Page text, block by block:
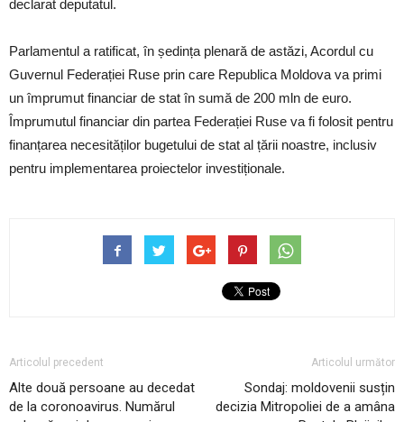
declarat deputatul.
Parlamentul a ratificat, în ședința plenară de astăzi, Acordul cu
Guvernul Federației Ruse prin care Republica Moldova va primi
un împrumut financiar de stat în sumă de 200 mln de euro.
Împrumutul financiar din partea Federației Ruse va fi folosit pentru
finanțarea necesităților bugetului de stat al țării noastre, inclusiv
pentru implementarea proiectelor investiționale.
Articolul precedent
Alte două persoane au decedat
de la coronoavirus. Numărul
Articolul următor
Sondaj: moldovenii susțin
decizia Mitropoliei de a amâna